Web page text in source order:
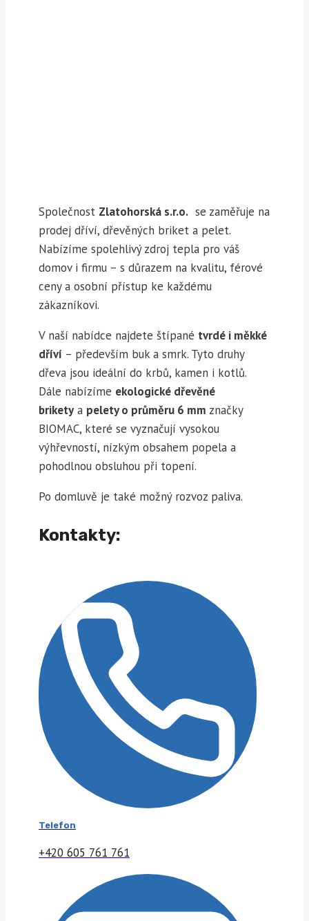
Společnost Zlatohorská s.r.o. se zaměřuje na
prodej dříví, dřevěných briket a pelet.
Nabízíme spolehlivý zdroj tepla pro váš
domov i firmu – s důrazem na kvalitu, férové
ceny a osobní přístup ke každému
zákazníkovi.
V naší nabídce najdete štípané tvrdé i měkké
dříví – především buk a smrk. Tyto druhy
dřeva jsou ideální do krbů, kamen i kotlů.
Dále nabízíme ekologické dřevěné
brikety a pelety o průměru 6 mm značky
BIOMAC, které se vyznačují vysokou
výhřevností, nízkým obsahem popela a
pohodlnou obsluhou při topení.
Po domluvě je také možný rozvoz paliva.
Kontakty:
Telefon
+420 605 761 761